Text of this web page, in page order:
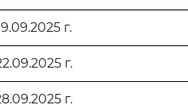
г.
г.
г.